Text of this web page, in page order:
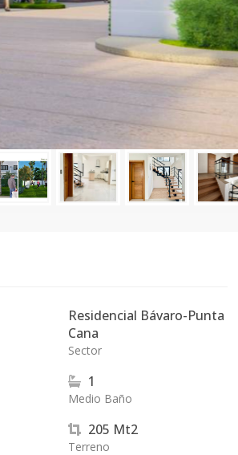
Residencial Bávaro-Punta
Cana
Sector
1
Medio Baño
205 Mt2
Terreno